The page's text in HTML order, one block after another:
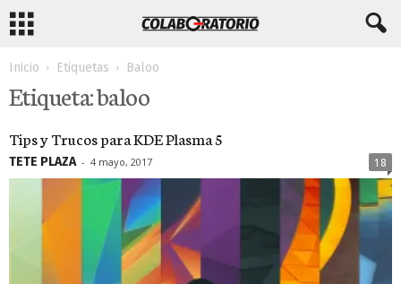
Inicio Etiquetas Baloo
Etiqueta: baloo
Tips y Trucos para KDE Plasma 5
TETE PLAZA - 4 mayo, 2017 18